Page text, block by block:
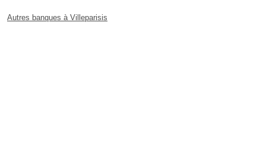
Autres banques à Villeparisis